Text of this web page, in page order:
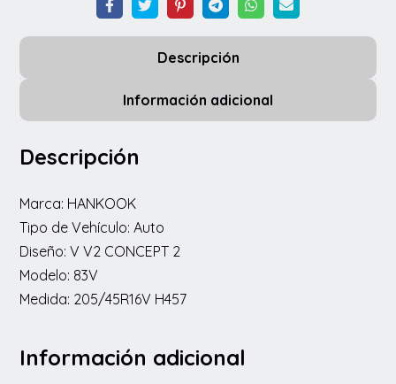
83V
Descripción
Información adicional
Descripción
Marca: HANKOOK
Tipo de Vehículo: Auto
Diseño: V V2 CONCEPT 2
Modelo: 83V
Medida: 205/45R16V H457
Información adicional